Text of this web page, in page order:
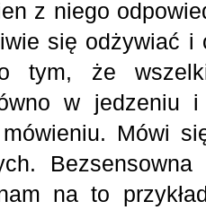
z niego
się odżywiać i
tym, że
w
mówieniu. Mówi
na to